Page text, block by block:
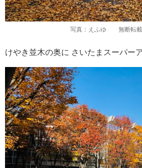
写真：えふゆ 無断転
けやき並木の奥に さいたまスーパー